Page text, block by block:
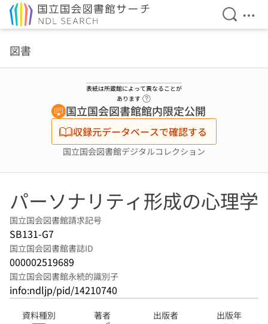
検索を
メ
図書
表紙は所蔵館によって異なることが
あります
国立国会図書館館内限定公開
収録元データベースで確認する
国立国会図書館デジタルコレクション
パーソナリティ形成の心理学
国立国会図書館請求記号
SB131-G7
国立国会図書館書誌ID
000002519689
国立国会図書館永続的識別子
info:ndljp/pid/14210740
資料種別 著者 出版者 出版年